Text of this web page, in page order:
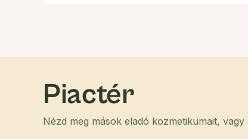
Piactér
Nézd meg mások eladó kozmetikumait, vagy